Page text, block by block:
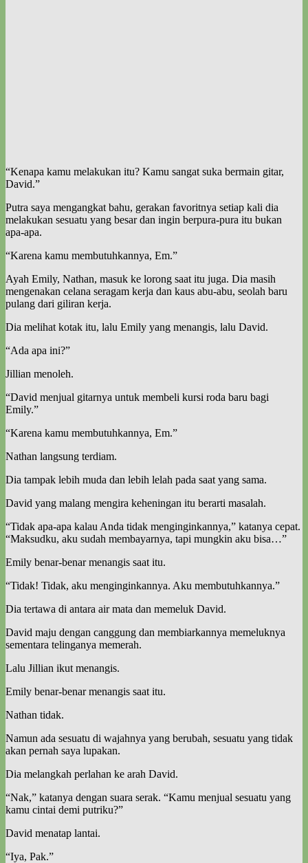
“Kenapa kamu melakukan itu? Kamu sangat suka bermain gitar,
David.”
Putra saya mengangkat bahu, gerakan favoritnya setiap kali dia
melakukan sesuatu yang besar dan ingin berpura-pura itu bukan
apa-apa.
“Karena kamu membutuhkannya, Em.”
Ayah Emily, Nathan, masuk ke lorong saat itu juga. Dia masih
mengenakan celana seragam kerja dan kaus abu-abu, seolah baru
pulang dari giliran kerja.
Dia melihat kotak itu, lalu Emily yang menangis, lalu David.
“Ada apa ini?”
Jillian menoleh.
“David menjual gitarnya untuk membeli kursi roda baru bagi
Emily.”
“Karena kamu membutuhkannya, Em.”
Nathan langsung terdiam.
Dia tampak lebih muda dan lebih lelah pada saat yang sama.
David yang malang mengira keheningan itu berarti masalah.
“Tidak apa-apa kalau Anda tidak menginginkannya,” katanya cepat.
“Maksudku, aku sudah membayarnya, tapi mungkin aku bisa…”
Emily benar-benar menangis saat itu.
“Tidak! Tidak, aku menginginkannya. Aku membutuhkannya.”
Dia tertawa di antara air mata dan memeluk David.
David maju dengan canggung dan membiarkannya memeluknya
sementara telinganya memerah.
Lalu Jillian ikut menangis.
Emily benar-benar menangis saat itu.
Nathan tidak.
Namun ada sesuatu di wajahnya yang berubah, sesuatu yang tidak
akan pernah saya lupakan.
Dia melangkah perlahan ke arah David.
“Nak,” katanya dengan suara serak. “Kamu menjual sesuatu yang
kamu cintai demi putriku?”
David menatap lantai.
“Iya, Pak.”